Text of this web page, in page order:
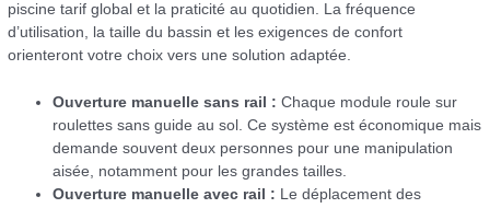
piscine tarif global et la praticité au quotidien. La fréquence
d’utilisation, la taille du bassin et les exigences de confort
orienteront votre choix vers une solution adaptée.
Ouverture manuelle sans rail : Chaque module roule sur
roulettes sans guide au sol. Ce système est économique mais
demande souvent deux personnes pour une manipulation
aisée, notamment pour les grandes tailles.
Ouverture manuelle avec rail : Le déplacement des